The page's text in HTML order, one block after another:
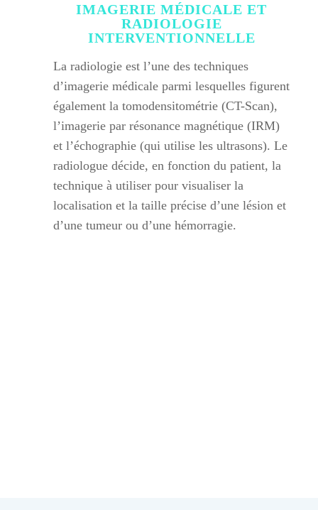
IMAGERIE MÉDICALE ET
RADIOLOGIE
INTERVENTIONNELLE
La radiologie est l’une des techniques
d’imagerie médicale parmi lesquelles figurent
également la tomodensitométrie (CT-Scan),
l’imagerie par résonance magnétique (IRM)
et l’échographie (qui utilise les ultrasons). Le
radiologue décide, en fonction du patient, la
technique à utiliser pour visualiser la
localisation et la taille précise d’une lésion et
d’une tumeur ou d’une hémorragie.